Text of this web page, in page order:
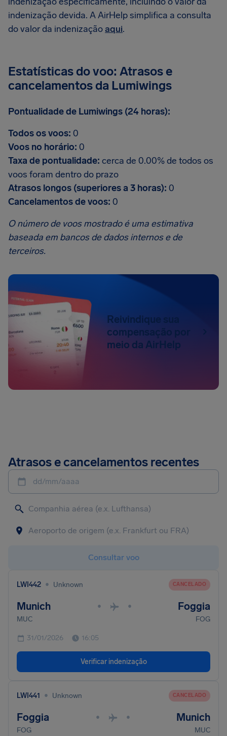
indenização devida. A AirHelp simplifica a consulta
do valor da indenizaçãoaqui.
Estatísticas do voo: Atrasos e
cancelamentos da Lumiwings
Pontualidade de Lumiwings (24 horas):
Todos os voos: 0
Voos no horário: 0
Taxa de pontualidade: cerca de 0.00% de todos os
voos foram dentro do prazo
Atrasos longos (superiores a 3 horas): 0
Cancelamentos de voos: 0
O número de voos mostrado é uma estimativa
baseada em bancos de dados internos e de
terceiros.
Reivindique sua
compensação por
meio da AirHelp
Atrasos e cancelamentos recentes
dd/mm/aaaa
Consultar voo
LWI442 • Unknown CANCELADO
Munich • • Foggia
MUC FOG
31/01/2026 16:05
Verificar indenização
LWI441 • Unknown CANCELADO
Foggia • • Munich
FOG MUC